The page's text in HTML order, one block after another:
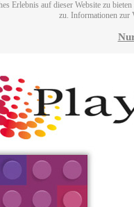
Erlebnis auf dieser Website zu
zu. Informationen zur